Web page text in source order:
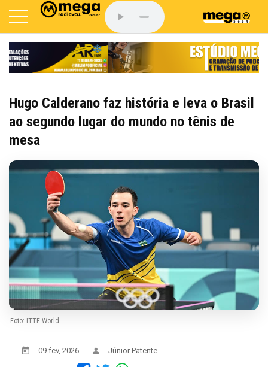
Hugo Calderano faz história e leva o Brasil
ao segundo lugar do mundo no tênis de
mesa
Foto: ITTF World
09 fev, 2026 Júnior Patente